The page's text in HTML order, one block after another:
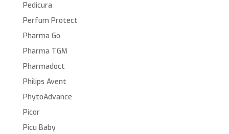
Pedicura
Perfum Protect
Pharma Go
Pharma TGM
Pharmadoct
Philips Avent
PhytoAdvance
Picor
Picu Baby